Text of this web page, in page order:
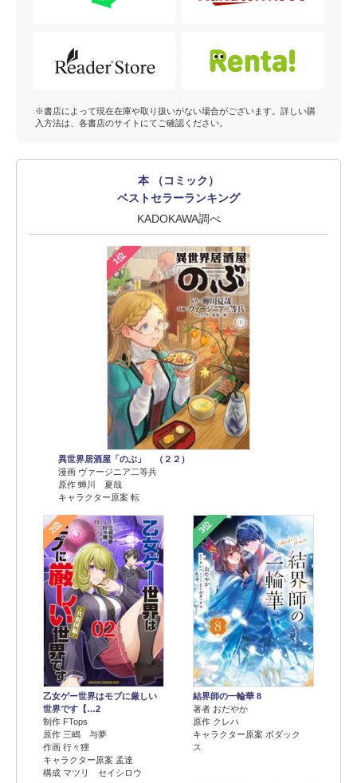
※書店によって現在在庫や取り扱いがない場合がございます。詳しい購
入方法は、各書店のサイトにてご確認ください。
本 （コミック）
ベストセラーランキング
KADOKAWA調べ
1位
異世界居酒屋「のぶ」 （２２）
漫画 ヴァージニア二等兵
原作 蝉川 夏哉
キャラクター原案 転
2位
乙女ゲー世界はモブに厳しい
世界です【…2
制作 FTops
原作 三嶋 与夢
作画 行々狸
キャラクター原案 孟達
構成 マツリ セイシロウ
3位
結界師の一輪華 8
著者 おだやか
原作 クレハ
キャラクター原案 ボダック
ス